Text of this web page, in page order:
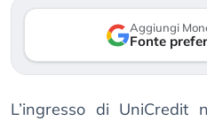
Aggiungi
Fonte
L’ingresso di UniCredit